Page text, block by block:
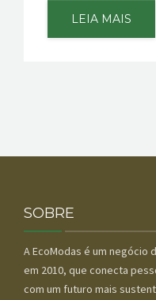
LEIA MAIS
SOBRE
A EcoModas é um negócio
em 2010, que conecta
com um futuro mais